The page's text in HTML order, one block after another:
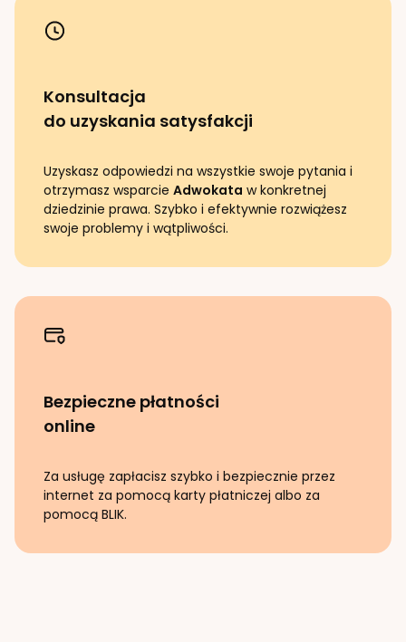
Konsultacja
do uzyskania satysfakcji
Uzyskasz odpowiedzi na wszystkie swoje pytania i
otrzymasz wsparcie Adwokata w konkretnej
dziedzinie prawa. Szybko i efektywnie rozwiążesz
swoje problemy i wątpliwości.
Bezpieczne płatności
online
Za usługę zapłacisz szybko i bezpiecznie przez
internet za pomocą karty płatniczej albo za
pomocą BLIK.